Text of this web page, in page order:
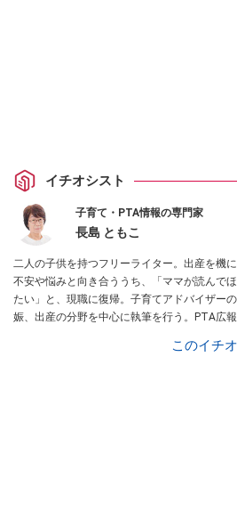
イチオシスト
子育て・PTA情報の専門家
長島 ともこ
二人の子供を持つフリーライター。出産を機
不安や悩みと向き合ううち、「ママが読んで
たい」と、現職に復帰。子育てアドバイザー
娠、出産の分野を中心に執筆を行う。PTA広
このイチ